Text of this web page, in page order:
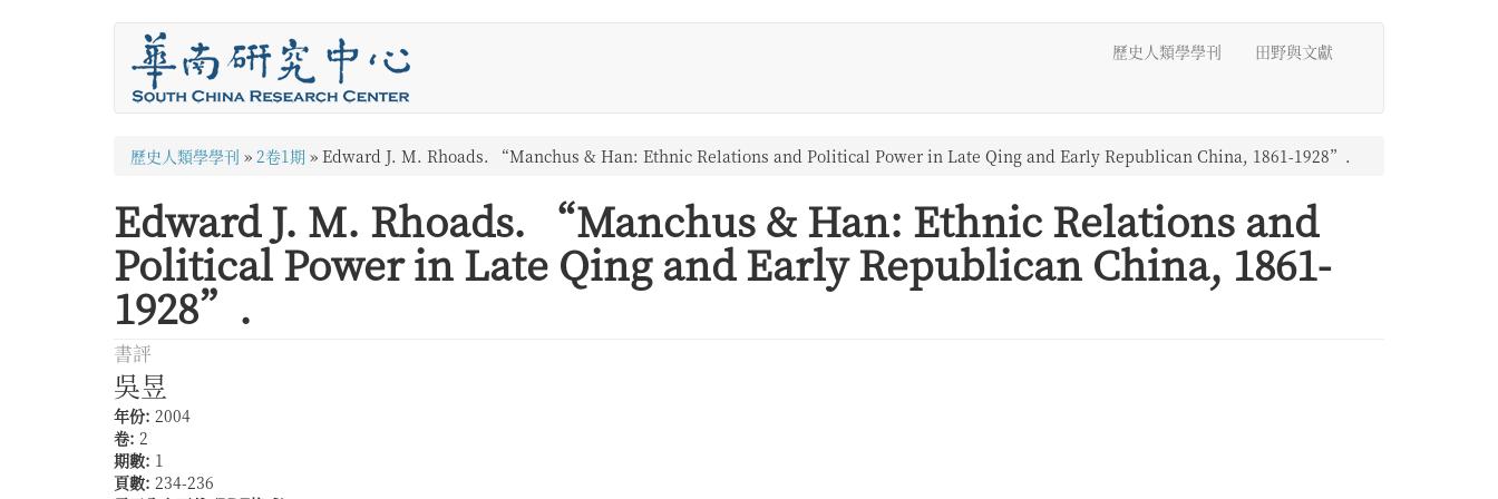
歷史人類學學刊 田野與文獻
您
這
裡
歷史人類學學刊 » 2卷1期 » Edward J. M. Rhoads. “Manchus & Han: Ethnic Relations and Political Power in Late Qing and Early Republican China, 1861-1928”.
Edward J. M. Rhoads. “Manchus & Han: Ethnic Relations and
Political Power in Late Qing and Early Republican China, 1861-
1928”.
書評
吳昱
年份: 2004
卷: 2
期數: 1
頁數: 234-236